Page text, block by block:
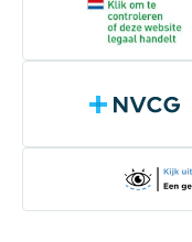
NVCG